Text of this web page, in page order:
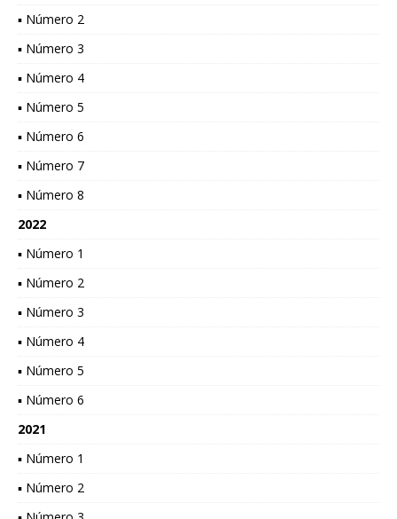
▪ Número 2
▪ Número 3
▪ Número 4
▪ Número 5
▪ Número 6
▪ Número 7
▪ Número 8
2022
▪ Número 1
▪ Número 2
▪ Número 3
▪ Número 4
▪ Número 5
▪ Número 6
2021
▪ Número 1
▪ Número 2